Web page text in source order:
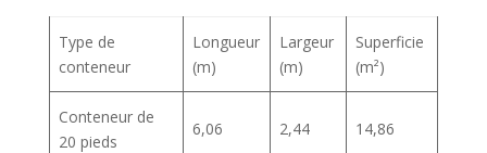
Type de
conteneur
Longueur
(m)
Largeur
(m)
Superficie
(m²)
Conteneur de
20 pieds
6,06 2,44 14,86